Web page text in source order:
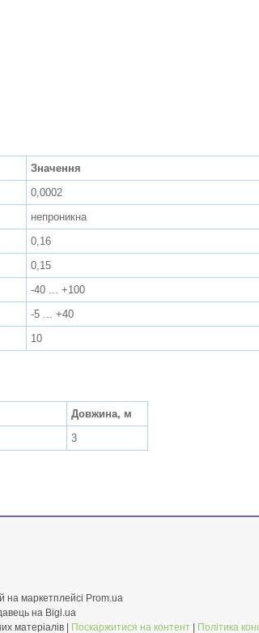
Значення
0,0002
непроникна
0,16
0,15
-40 ... +100
-5 ... +40
10
Довжина, м
3
на маркетплейсі Prom.ua
на Bigl.ua
Поскаржитися на контент Політика